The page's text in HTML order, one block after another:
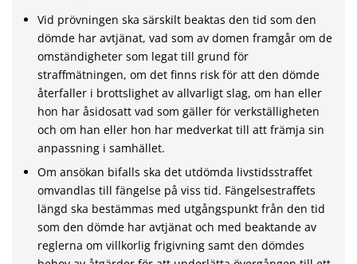
Vid prövningen ska särskilt beaktas den tid som den
dömde har avtjänat, vad som av domen framgår om de
omständig­heter som legat till grund för
straffmätningen, om det finns risk för att den dömde
återfaller i brottslighet av allvarligt slag, om han eller
hon har åsidosatt vad som gäller för verk­ställigheten
och om han eller hon har medverkat till att främ­ja sin
anpassning i samhället.
Om ansökan bifalls ska det utdömda livstidsstraffet
omvand­las till fängelse på viss tid. Fängelsestraffets
längd ska be­stämmas med utgångspunkt från den tid
som den dömde har avtjänat och med beaktande av
reg­lerna om villkorlig frigiv­ning samt den dömdes